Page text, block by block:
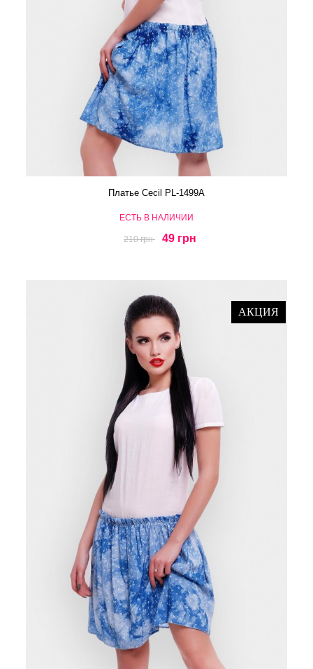
Платье Cecil PL-1499A
ЕСТЬ В НАЛИЧИИ
210 грн 49 грн
АКЦИЯ